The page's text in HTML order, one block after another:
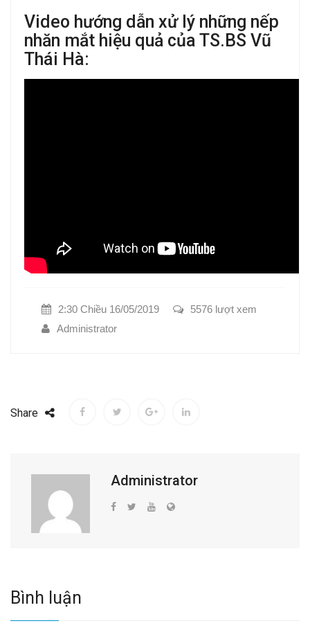
Video hướng dẫn xử lý những nếp
nhăn mắt hiệu quả của TS.BS Vũ
Thái Hà:
2:30 Chiều 16/05/2019
5576 lượt xem
Administrator
Share
Administrator
Bình luận